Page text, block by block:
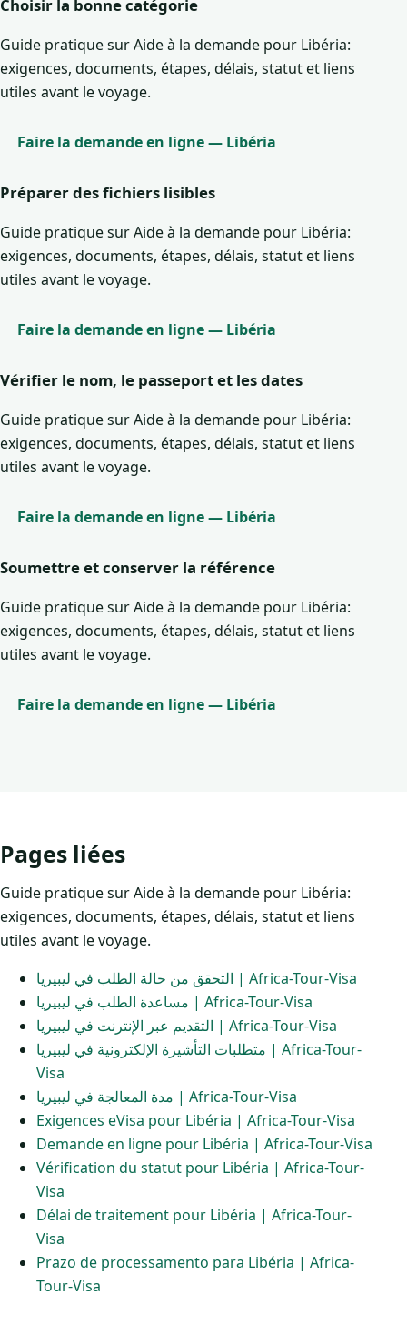
Choisir la bonne catégorie
Guide pratique sur Aide à la demande pour Libéria:
exigences, documents, étapes, délais, statut et liens
utiles avant le voyage.
Faire la demande en ligne — Libéria
Préparer des fichiers lisibles
Guide pratique sur Aide à la demande pour Libéria:
exigences, documents, étapes, délais, statut et liens
utiles avant le voyage.
Faire la demande en ligne — Libéria
Vérifier le nom, le passeport et les dates
Guide pratique sur Aide à la demande pour Libéria:
exigences, documents, étapes, délais, statut et liens
utiles avant le voyage.
Faire la demande en ligne — Libéria
Soumettre et conserver la référence
Guide pratique sur Aide à la demande pour Libéria:
exigences, documents, étapes, délais, statut et liens
utiles avant le voyage.
Faire la demande en ligne — Libéria
Pages liées
Guide pratique sur Aide à la demande pour Libéria:
exigences, documents, étapes, délais, statut et liens
utiles avant le voyage.
التحقق من حالة الطلب في ليبيريا | Africa-Tour-Visa
مساعدة الطلب في ليبيريا | Africa-Tour-Visa
التقديم عبر الإنترنت في ليبيريا | Africa-Tour-Visa
متطلبات التأشيرة الإلكترونية في ليبيريا | Africa-Tour-
Visa
مدة المعالجة في ليبيريا | Africa-Tour-Visa
Exigences eVisa pour Libéria | Africa-Tour-Visa
Demande en ligne pour Libéria | Africa-Tour-Visa
Vérification du statut pour Libéria | Africa-Tour-
Visa
Délai de traitement pour Libéria | Africa-Tour-
Visa
Prazo de processamento para Libéria | Africa-
Tour-Visa